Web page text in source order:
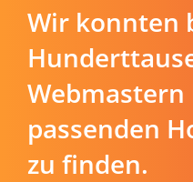
Wir konnten
passenden
zu finden.